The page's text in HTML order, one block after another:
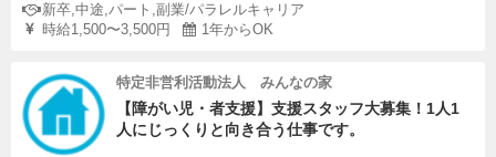
新卒,中途,パート,副業/パラレルキャリア
時給1,500〜3,500円
1年からOK
特定非営利活動法人 みんなの家
【障がい児・者支援】支援スタッフ大募集！1人1
人にじっくりと向き合う仕事です。